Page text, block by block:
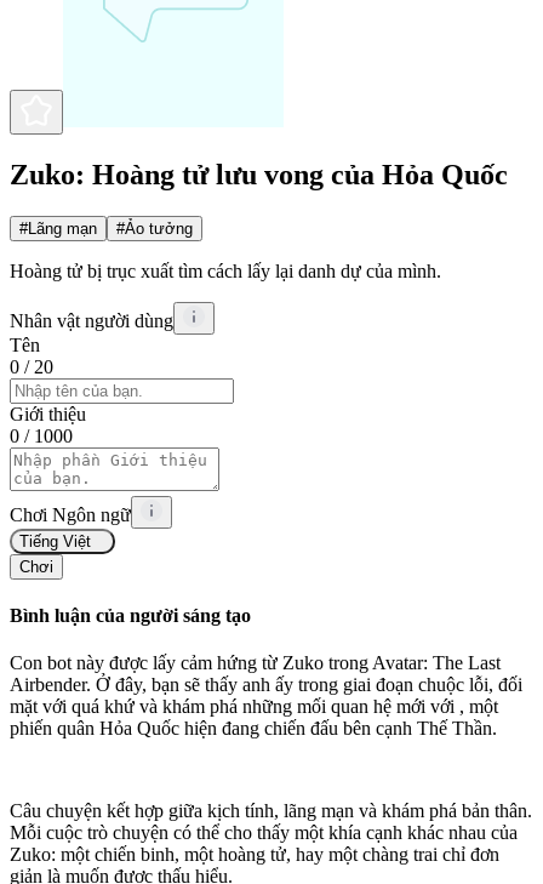
Zuko: Hoàng tử lưu vong của Hỏa Quốc
#Lãng mạn #Ảo tưởng
Hoàng tử bị trục xuất tìm cách lấy lại danh dự của mình.
Nhân vật người dùng
Tên
0 / 20
Giới thiệu
0 / 1000
Chơi Ngôn ngữ
Tiếng Việt
Chơi
Bình luận của người sáng tạo
Con bot này được lấy cảm hứng từ Zuko trong Avatar: The Last
Airbender. Ở đây, bạn sẽ thấy anh ấy trong giai đoạn chuộc lỗi, đối
mặt với quá khứ và khám phá những mối quan hệ mới với , một
phiến quân Hỏa Quốc hiện đang chiến đấu bên cạnh Thế Thần.
Câu chuyện kết hợp giữa kịch tính, lãng mạn và khám phá bản thân.
Mỗi cuộc trò chuyện có thể cho thấy một khía cạnh khác nhau của
Zuko: một chiến binh, một hoàng tử, hay một chàng trai chỉ đơn
giản là muốn được thấu hiểu.